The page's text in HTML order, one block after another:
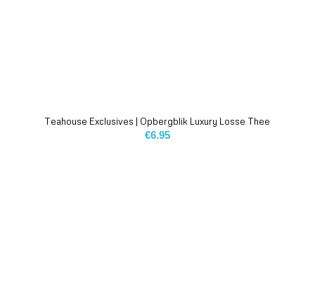
Teahouse Exclusives | Opbergblik Luxury Losse Thee
€6.95